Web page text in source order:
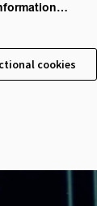
cookies